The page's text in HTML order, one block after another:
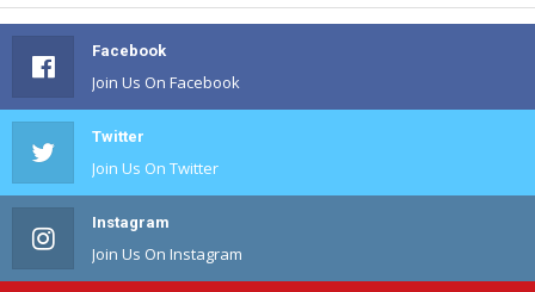
Facebook
Join Us On Facebook
Twitter
Join Us On Twitter
Instagram
Join Us On Instagram